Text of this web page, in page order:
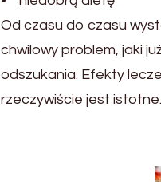
Od czasu do czasu
chwilowy problem, jaki
odszukania. Efekty
rzeczywiście jest istotne.